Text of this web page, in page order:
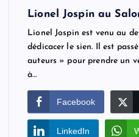
Lionel Jospin au
Lionel Jospin est venu au
dédicacer le sien. Il est
auteurs » pour prendre un
à…
Facebook
LinkedIn